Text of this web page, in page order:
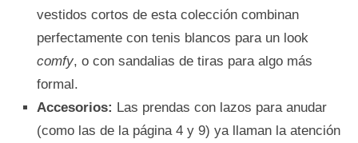
vestidos cortos de esta colección combinan
perfectamente con tenis blancos para un look
comfy, o con sandalias de tiras para algo más
formal.
Accesorios: Las prendas con lazos para anudar
(como las de la página 4 y 9) ya llaman la atención